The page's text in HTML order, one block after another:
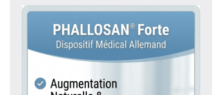
publications